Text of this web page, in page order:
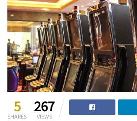
5
SHARES
267
VIEWS